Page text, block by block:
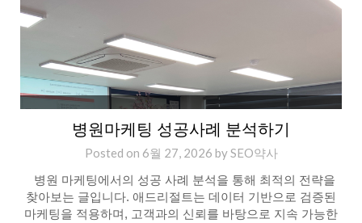
병원마케팅 성공사례 분석하기
Posted on 6월 27, 2026 bySEO약사
병원 마케팅에서의 성공 사례 분석을 통해 최적의 전략을
찾아보는 글입니다. 애드리절트는 데이터 기반으로 검증된
마케팅을 적용하며, 고객과의 신뢰를 바탕으로 지속 가능한